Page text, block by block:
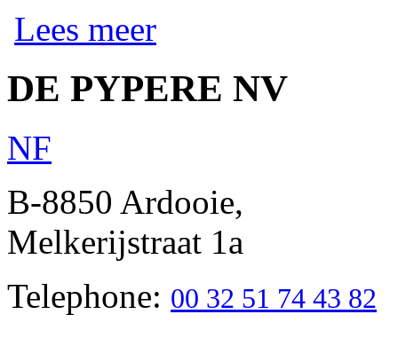
Lees meer
DE PYPERE NV
NF
B-8850 Ardooie,
Melkerijstraat 1a
Telephone: 00 32 51 74 43 82